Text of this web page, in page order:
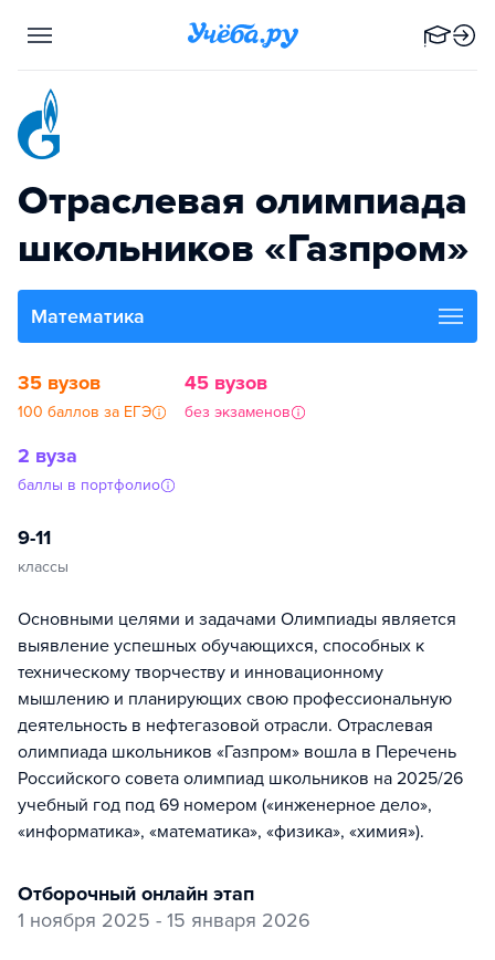
Отраслевая олимпиада
школьников «Газпром»
Математика
35 вузов
100 баллов за ЕГЭ
45 вузов
без экзаменов
2 вуза
баллы в портфолио
9-11
классы
Основными целями и задачами Олимпиады является
выявление успешных обучающихся, способных к
техническому творчеству и инновационному
мышлению и планирующих свою профессиональную
деятельность в нефтегазовой отрасли. Отраслевая
олимпиада школьников «Газпром» вошла в Перечень
Российского совета олимпиад школьников на 2025/26
учебный год под 69 номером («инженерное дело»,
«информатика», «математика», «физика», «химия»).
отборочный онлайн этап
1 ноября 2025 - 15 января 2026